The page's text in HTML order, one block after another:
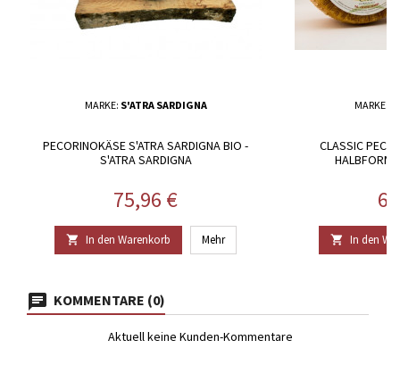
MARKE: S'ATRA SARDIGNA
PECORINOKÄSE S'ATRA SARDIGNA BIO -
S'ATRA SARDIGNA
Preis
75,96 €
 In den Warenkorb Mehr
MARKE:
CLASSIC
HALBFORM
 In den
KOMMENTARE (0)
Aktuell keine Kunden-Kommentare